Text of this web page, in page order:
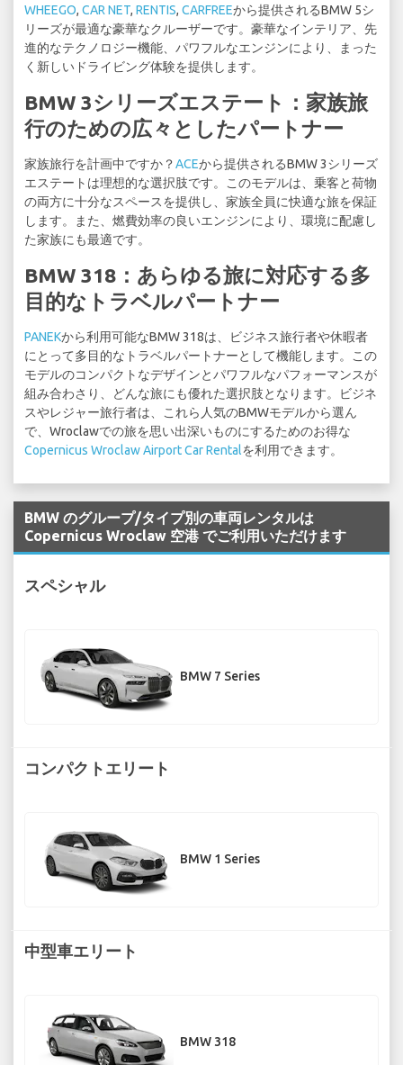
WHEEGO, CAR NET, RENTIS, CARFREEから提供されるBMW 5シ
リーズが最適な豪華なクルーザーです。豪華なインテリア、先
進的なテクノロジー機能、パワフルなエンジンにより、まった
く新しいドライビング体験を提供します。
BMW 3シリーズエステート：家族旅
行のための広々としたパートナー
家族旅行を計画中ですか？ACEから提供されるBMW 3シリーズ
エステートは理想的な選択肢です。このモデルは、乗客と荷物
の両方に十分なスペースを提供し、家族全員に快適な旅を保証
します。また、燃費効率の良いエンジンにより、環境に配慮し
た家族にも最適です。
BMW 318：あらゆる旅に対応する多
目的なトラベルパートナー
PANEKから利用可能なBMW 318は、ビジネス旅行者や休暇者
にとって多目的なトラベルパートナーとして機能します。この
モデルのコンパクトなデザインとパワフルなパフォーマンスが
組み合わさり、どんな旅にも優れた選択肢となります。ビジネ
スやレジャー旅行者は、これら人気のBMWモデルから選ん
で、Wroclawでの旅を思い出深いものにするためのお得な
Copernicus Wroclaw Airport Car Rentalを利用できます。
BMW のグループ/タイプ別の車両レンタルは
Copernicus Wroclaw 空港 でご利用いただけます
スペシャル
BMW 7 Series
コンパクトエリート
BMW 1 Series
中型車エリート
BMW 318